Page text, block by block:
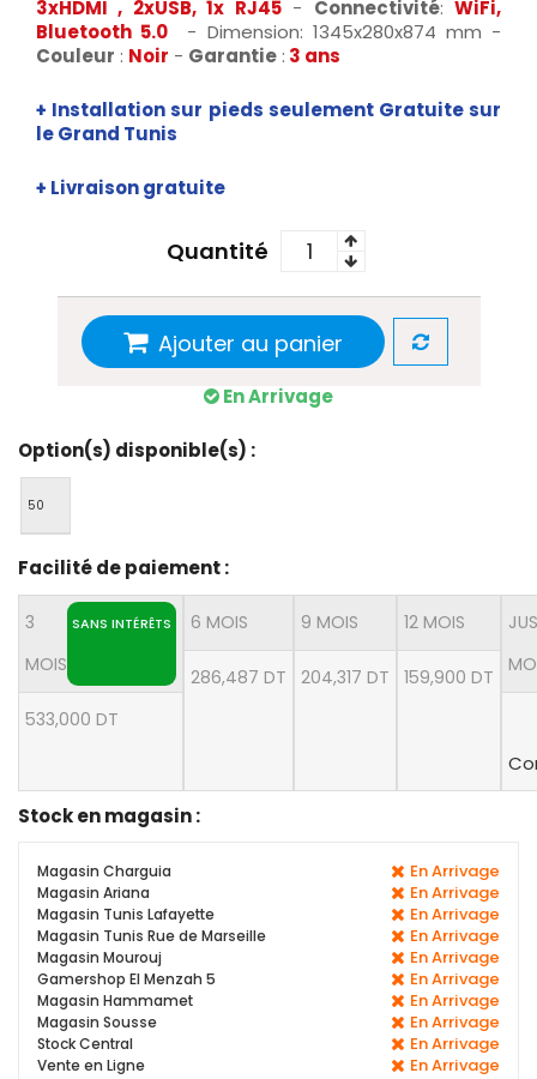
3xHDMI , 2xUSB, 1x RJ45- Connectivité:WiFi,
Bluetooth 5.0
- Dimension: 1345x280x874 mm -
Couleur : Noir - Garantie : 3 ans
+ Installation sur pieds seulement Gratuite sur
le Grand Tunis
+ Livraison gratuite
Quantité
Ajouter au panier
En Arrivage
Option(s) disponible(s) :
50
Facilité de paiement :
3
MOIS
SANS INTÉRÊTS
533,000 DT
6 MOIS
286,487 DT
9 MOIS
204,317 DT
12 MOIS
159,900 DT
Stock en magasin :
Magasin Charguia En Arrivage
Magasin Ariana En Arrivage
Magasin Tunis Lafayette En Arrivage
Magasin Tunis Rue de Marseille En Arrivage
Magasin Mourouj En Arrivage
Gamershop El Menzah 5 En Arrivage
Magasin Hammamet En Arrivage
Magasin Sousse En Arrivage
Stock Central En Arrivage
Vente en Ligne En Arrivage